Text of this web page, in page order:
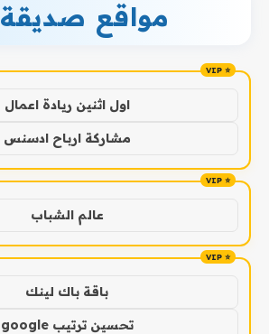
مواقع صديقة
اول اثنين ريادة اعمال
مشاركة ارباح ادسنس
عالم الشباب
باقة باك لينك
تحسين ترتيب google